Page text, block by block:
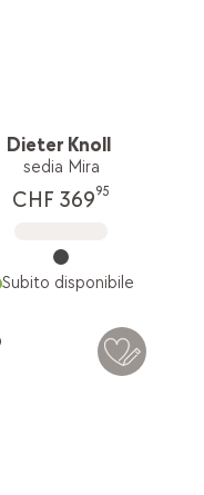
Dieter Knoll
sedia Mira
CHF 36995
Subito disponibile